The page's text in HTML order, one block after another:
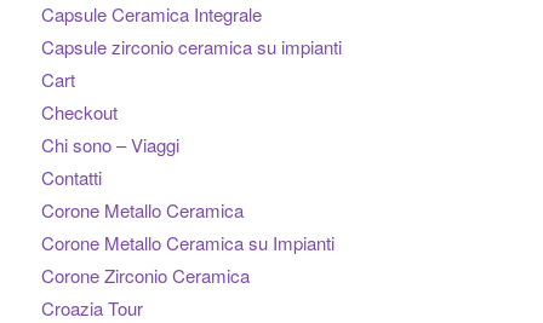
Capsule Ceramica Integrale
Capsule zirconio ceramica su impianti
Cart
Checkout
Chi sono – Viaggi
Contatti
Corone Metallo Ceramica
Corone Metallo Ceramica su Impianti
Corone Zirconio Ceramica
Croazia Tour